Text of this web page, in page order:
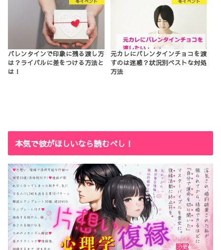
バレンタインで印象に残る渡し方
は？ライバルに差をつける方法と
は！
元カレにバレンタインチョコを渡
すのは迷惑？状況別ベストな対処
方法
本気で彼がほしいなら読むべし！